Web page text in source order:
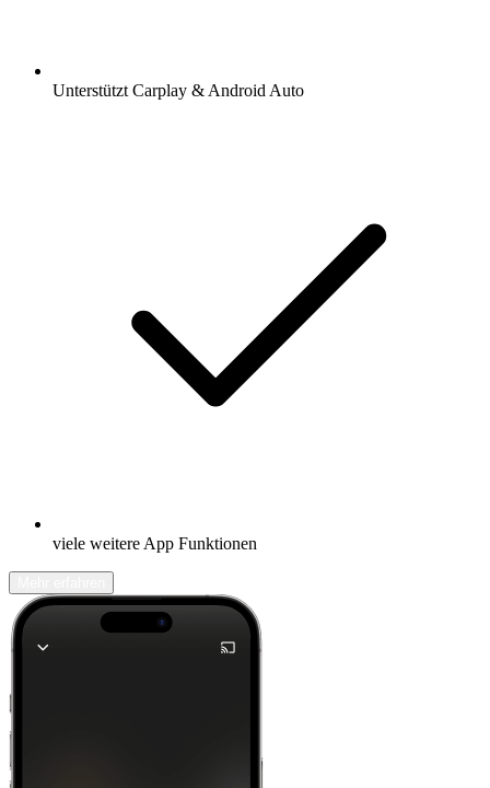
Unterstützt Carplay & Android Auto
viele weitere App Funktionen